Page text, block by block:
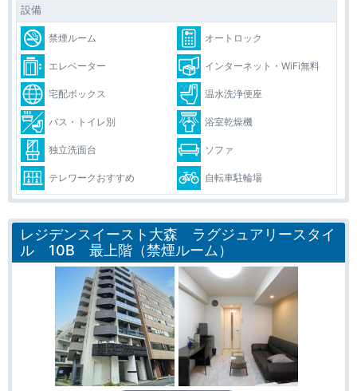
設備
禁煙ルーム オートロック
エレベーター インターネット・WiFi無料
宅配ボックス 温水洗浄便座
バス・トイレ別 浴室乾燥機
独立洗面台 ソファ
テレワークおすすめ 自転車駐輪場
レジデンスイースト大森 ラグジュアリースタイ
ル 10B 最上階（禁煙ルーム）